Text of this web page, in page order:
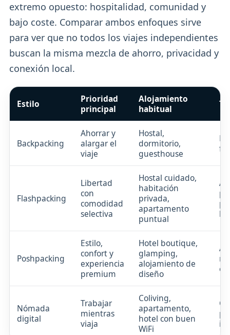
extremo opuesto: hospitalidad, comunidad y
bajo coste. Comparar ambos enfoques sirve
para ver que no todos los viajes independientes
buscan la misma mezcla de ahorro, privacidad y
conexión local.
Estilo
Prioridad
principal
Alojamiento
habitual
Backpacking
Ahorrar y
alargar el
viaje
Hostal,
dormitorio,
guesthouse
Flashpacking
Libertad
con
comodidad
selectiva
Hostal cuidado,
habitación
privada,
apartamento
puntual
Poshpacking
Estilo,
confort y
experiencia
premium
Hotel boutique,
glamping,
alojamiento de
diseño
Nómada
digital
Trabajar
mientras
viaja
Coliving,
apartamento,
hotel con buen
WiFi